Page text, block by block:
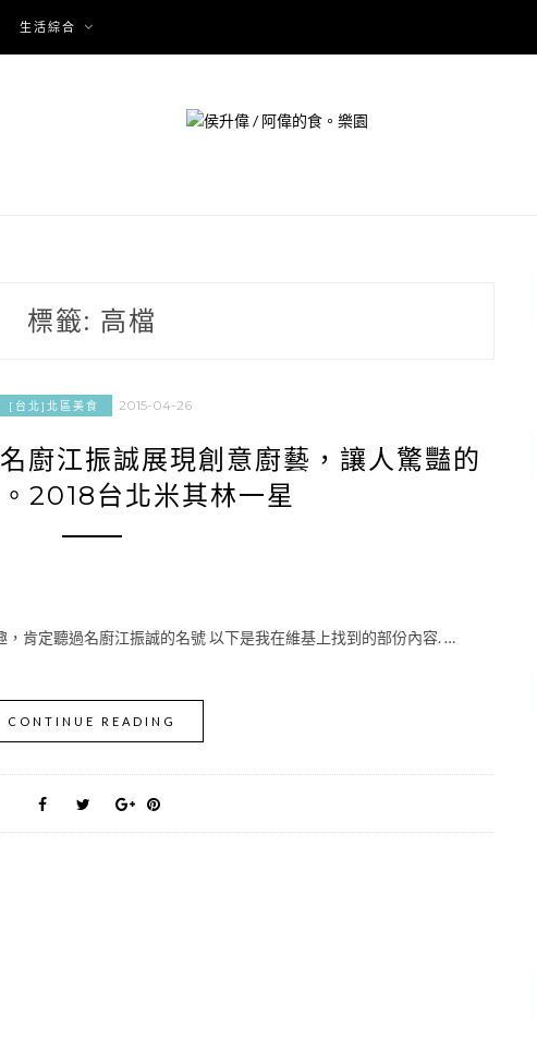
生活綜合
標籤: 高檔
[台北]北區美食 2015-04-26
廚江振誠展現創意廚藝，讓人驚豔的
2018台北米其林一星
肯定聽過名廚江振誠的名號 以下是我在維基上找到的部份內容. …
CONTINUE READING